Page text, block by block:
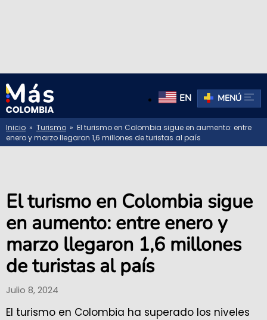
EN MENÚ
Inicio » Turismo » El turismo en Colombia sigue en aumento: entre
enero y marzo llegaron 1,6 millones de turistas al país
El turismo en Colombia sigue
en aumento: entre enero y
marzo llegaron 1,6 millones
de turistas al país
Julio 8, 2024
El turismo en Colombia ha superado los niveles